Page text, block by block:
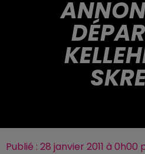
Publié : 28 janvier 2011 à